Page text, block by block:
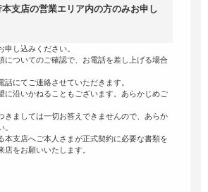
支店の営業エリア内の方のみお申し
し込みください。
についてのご確認で、お電話を差し上げる場合
にてご連絡させていただきます。
に沿いかねることもございます。あらかじめご
きましては一切お答えできませんので、あらか
。
支店へご本人さまが正式契約に必要な書類を
店をお願いいたします。